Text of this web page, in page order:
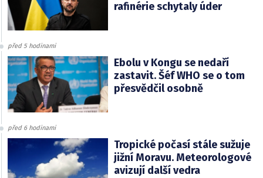
rafinérie schytaly úder
před 5 hodinami
Ebolu v Kongu se nedaří
zastavit. Šéf WHO se o tom
přesvědčil osobně
před 6 hodinami
Tropické počasí stále sužuje
jižní Moravu. Meteorologové
avizují další vedra